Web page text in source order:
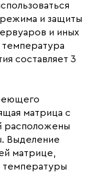
10
обогрев
ELK SelfTec
Elektra
Полиолефин
и защиты
и иных
температура
составляет 3
матрица с
расположены
Выделение
матрице,
температуры